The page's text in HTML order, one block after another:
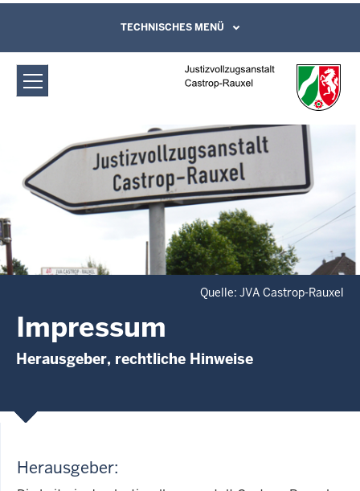
Justizvollzugsanstalt Castrop-Rauxel:
Impressum
Direkt zum Inhalt
Leichte Sprache, Gebärdensprachenvideo
und Kontaktformular
TECHNISCHES MENÜ
Quelle: JVA Castrop-Rauxel
Impressum
Herausgeber, rechtliche Hinweise
Herausgeber: